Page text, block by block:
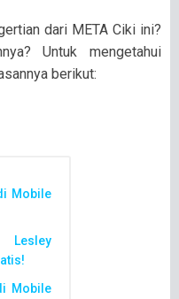
dari META Ciki ini?
Untuk mengetahui
berikut:
Mobile
Lesley
Mobile